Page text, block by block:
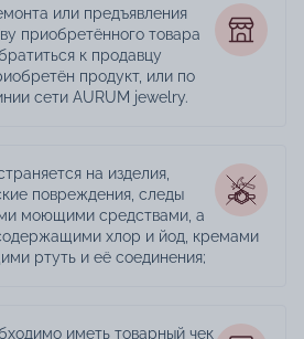
или предъявления
приобретённого товара
к продавцу
продукт, или по
сети AURUM jewelry.
на изделия,
повреждения, следы
моющими средствами, а
хлор и йод, кремами
ртуть и её соединения;
иметь товарный чек